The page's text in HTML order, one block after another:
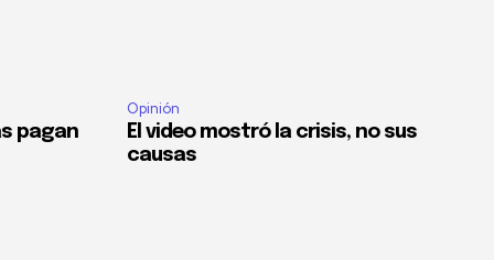
pagan
Opinión
El video mostró la crisis, no sus
causas